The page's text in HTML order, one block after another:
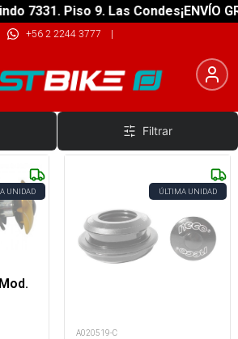
7331. Piso 9. Las Condes¡ENVÍO
+56 2 2244 3777 |
Filtrar
UNIDAD ÚLTIMA UNIDAD
A020519-C